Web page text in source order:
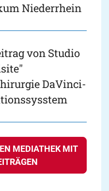
Niederrhein
von Studio
DaVinci-
MEDIATHEK MIT